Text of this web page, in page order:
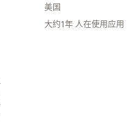
美国
大约1年 人在使用应用